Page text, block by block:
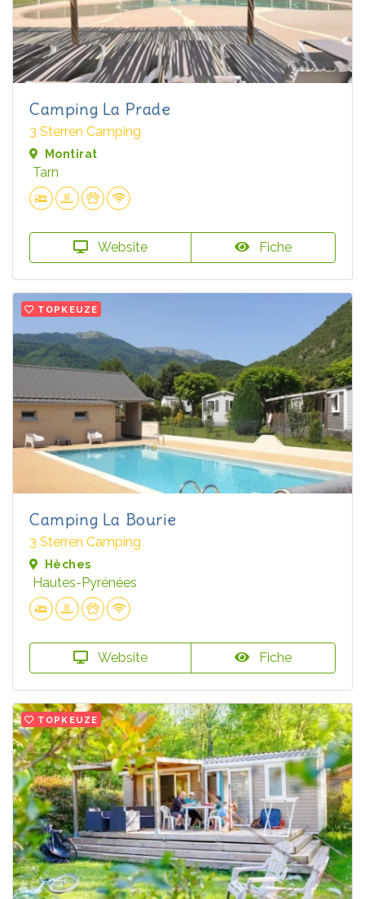
Camping La Prade
3 Sterren Camping
Montirat
Tarn
Website Fiche
TOPKEUZE
Camping La Bourie
3 Sterren Camping
Hèches
Hautes-Pyrénées
Website Fiche
TOPKEUZE